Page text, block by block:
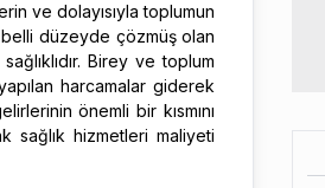
ve dolayısıyla toplumun
belli düzeyde çözmüş olan
Birey ve toplum
harcamalar giderek
önemli bir kısmını
sağlık hizmetleri maliyeti